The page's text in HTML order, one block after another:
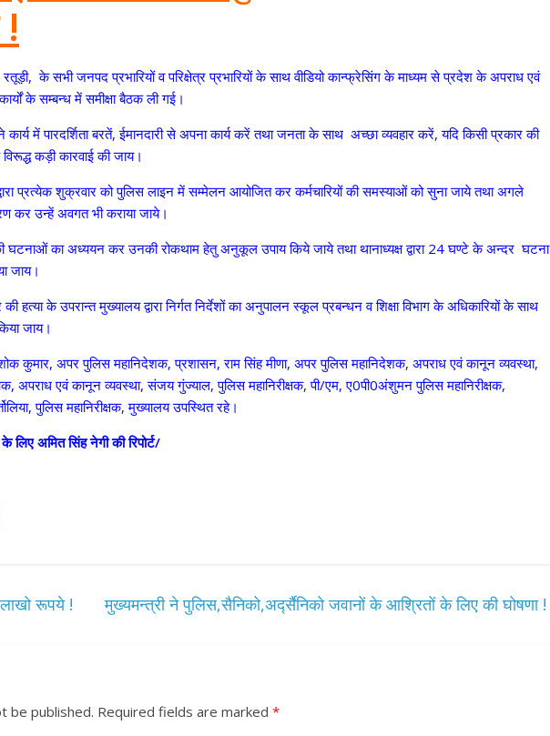
!
के सभी जनपद प्रभारियों व परिक्षेत्र प्रभारियों के साथ वीडियो कान्फ्रेसिंग के माध्यम से प्रदेश के अपराध एवं
के सम्बन्ध में समीक्षा बैठक ली गई।
कार्य में पारदर्शिता बरतें, ईमानदारी से अपना कार्य करें तथा जनता के साथ अच्छा व्यवहार करें, यदि किसी प्रकार की
कड़ी कारवाई की जाय।
प्रत्येक शुक्रवार को पुलिस लाइन में सम्मेलन आयोजित कर कर्मचारियों की समस्याओं को सुना जाये तथा अगले
कर उन्हें अवगत भी कराया जाये।
घटनाओं का अध्ययन कर उनकी रोकथाम हेतु अनुकूल उपाय किये जाये तथा थानाध्यक्ष द्वारा 24 घण्टे के अन्दर घटना
जाय।
हत्या के उपरान्त मुख्यालय द्वारा निर्गत निर्देशों का अनुपालन स्कूल प्रबन्धन व शिक्षा विभाग के अधिकारियों के साथ
जाय।
कुमार, अपर पुलिस महानिदेशक, प्रशासन, राम सिंह मीणा, अपर पुलिस महानिदेशक, अपराध एवं कानून व्यवस्था,
अपराध एवं कानून व्यवस्था, संजय गुंज्याल, पुलिस महानिरीक्षक, पी/एम, ए0पी0अंशुमन पुलिस महानिरीक्षक,
पुलिस महानिरीक्षक, मुख्यालय उपस्थित रहे।
अमित सिंह नेगी की रिपोर्ट/
रूपये ! मुख्यमन्त्री ने पुलिस,सैनिको,अर्द्सैनिको जवानों के आश्रितों के लिए की घोषणा !
be published. Required fields are marked *